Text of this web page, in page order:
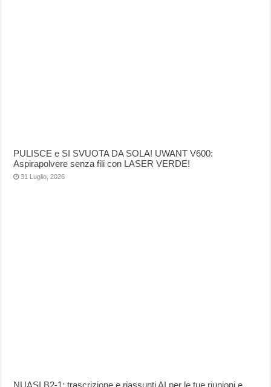
PULISCE e SI SVUOTA DA SOLA! UWANT V600:
Aspirapolvere senza fili con LASER VERDE!
31 Luglio, 2026
NUASI B2-1: trascrizione e riassunti AI per le tue riunioni e